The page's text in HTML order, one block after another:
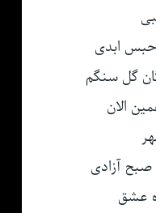
حبس ابدی
گل سنگم
الان
صبح آزادی
عشق